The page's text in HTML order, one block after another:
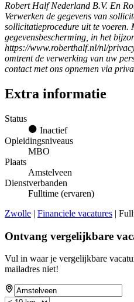
Robert Half Nederland B.V. En
Verwerken de gegevens van
sollicitatieprocedure uit te voeren.
gegevensbescherming, in het
https://www.roberthalf.nl/nl/
omtrent de verwerking van uw
contact met ons opnemen via
Extra informatie
Status
Inactief
Opleidingsniveaus
MBO
Plaats
Amstelveen
Dienstverbanden
Fulltime (ervaren)
Zwolle | Financiele vacatures |
Ontvang vergelijkbare
Vul in waar je vergelijkbare
mailadres niet!